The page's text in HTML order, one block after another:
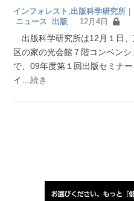
インフォレスト 出版科学研究所 ｜
ニュース
出版 12月4日
出版科学研究所は12月１日
区の家の光会館７階コンベン
で、09年度第１回出版セミナー
イ
…続き